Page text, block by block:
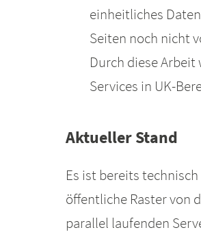
einheitliches
Seiten noch nicht
Durch diese
Services in UK-
Aktueller Stand
Es ist bereits
öffentliche Raster von
parallel laufenden